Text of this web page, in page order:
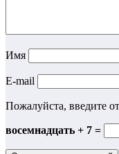
Имя
E-mail
Пожалуйста, введите
восемнадцать + 7 =